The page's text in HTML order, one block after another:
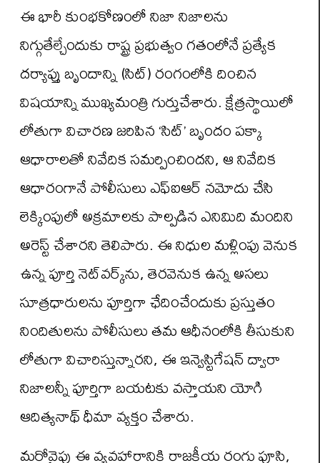
ఈ భారీ కుంభకోణంలో నిజా నిజాలను
నిగ్గుతేల్చేందుకు రాష్ట్ర ప్రభుత్వం గతంలోనే ప్రత్యేక
దర్యాప్తు బృందాన్ని (సిట్) రంగంలోకి దించిన
విషయాన్ని ముఖ్యమంత్రి గుర్తుచేశారు. క్షేత్రస్థాయిలో
లోతుగా విచారణ జరిపిన ‘సిట్’ బృందం పక్కా
ఆధారాలతో నివేదిక సమర్పించిందని, ఆ నివేదిక
ఆధారంగానే పోలీసులు ఎఫ్‌ఐఆర్ నమోదు చేసి
లెక్కింపులో అక్రమాలకు పాల్పడిన ఎనిమిది మందిని
అరెస్ట్ చేశారని తెలిపారు. ఈ నిధుల మళ్లింపు వెనుక
ఉన్న పూర్తి నెట్‌వర్క్‌ను, తెరవెనుక ఉన్న అసలు
సూత్రధారులను పూర్తిగా ఛేదించేందుకు ప్రస్తుతం
నిందితులను పోలీసులు తమ ఆధీనంలోకి తీసుకుని
లోతుగా విచారిస్తున్నారని, ఈ ఇన్వెస్టిగేషన్ ద్వారా
నిజాలన్నీ పూర్తిగా బయటకు వస్తాయని యోగి
ఆదిత్యనాథ్ ధీమా వ్యక్తం చేశారు.
మరోవైపు ఈ వ్యవహారానికి రాజకీయ రంగు పూసి,